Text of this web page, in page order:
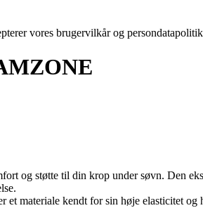
vores brugervilkår og
og støtte til din krop under søvn. Den
et materiale kendt for sin høje elasticitet